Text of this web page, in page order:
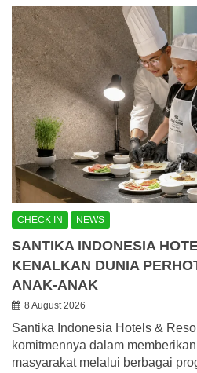
CHECK IN NEWS
SANTIKA INDONESIA
KENALKAN DUNIA
ANAK-ANAK
8 August 2026
Santika Indonesia Hotels &
komitmennya dalam
masyarakat melalui berbagai